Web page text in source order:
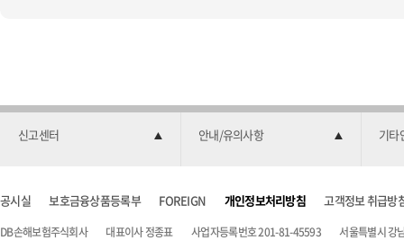
신고센터 안내/유의사항 기타
공시실 보호금융상품등록부 FOREIGN 개인정보처리방침 고객정보 취급방
DB손해보험주식회사 대표이사 정종표 사업자등록번호 201-81-45593 서울특별시 강